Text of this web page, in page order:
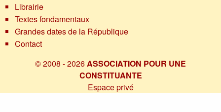
Librairie
Textes fondamentaux
Grandes dates de la République
Contact
© 2008 - 2026ASSOCIATION POUR UNE
CONSTITUANTE
Espace privé